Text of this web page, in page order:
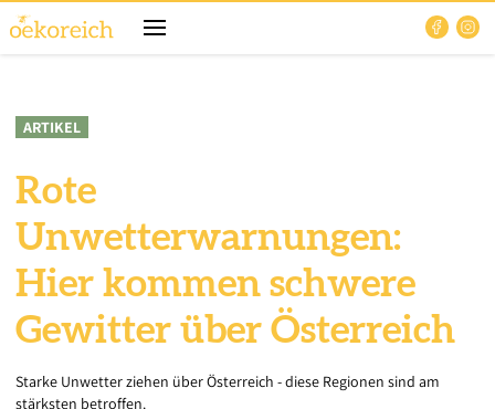
ARTIKEL
Rote
Unwetterwarnungen:
Hier kommen schwere
Gewitter über Österreich
Starke Unwetter ziehen über Österreich - diese Regionen sind am
stärksten betroffen.